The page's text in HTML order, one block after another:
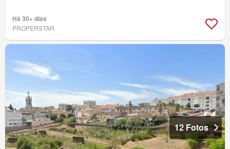
Há 30+ dias
PROPERSTAR
12 Fotos